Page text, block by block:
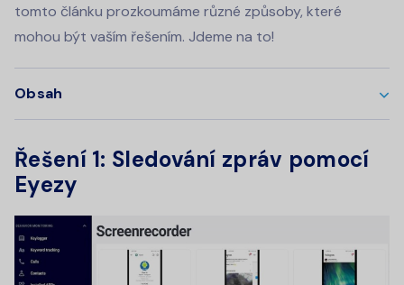
tomto článku prozkoumáme různé způsoby, které
mohou být vaším řešením. Jdeme na to!
Obsah
Řešení 1: Sledování zpráv pomocí
Eyezy